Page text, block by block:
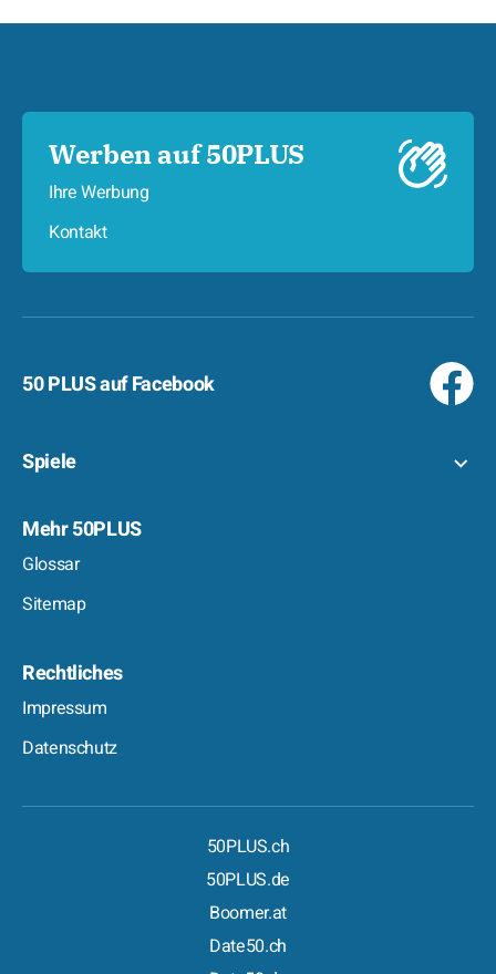
Werben auf 50PLUS
Ihre Werbung
Kontakt
50 PLUS auf Facebook
Spiele
Mehr 50PLUS
Glossar
Sitemap
Rechtliches
Impressum
Datenschutz
50PLUS.ch
50PLUS.de
Boomer.at
Date50.ch